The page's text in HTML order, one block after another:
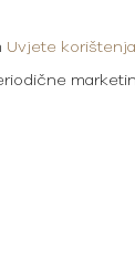
Uvjete korištenja